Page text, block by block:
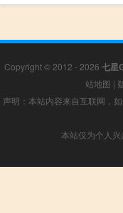
Copyright © 2012 - 2026 七星
站地图 |
声明：本站内容来自互联网，
本站仅为个人